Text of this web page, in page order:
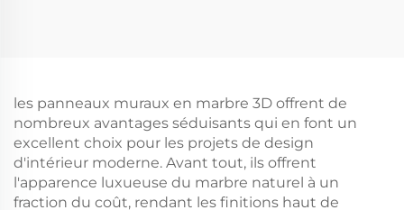
les panneaux muraux en marbre 3D offrent de
nombreux avantages séduisants qui en font un
excellent choix pour les projets de design
d'intérieur moderne. Avant tout, ils offrent
l'apparence luxueuse du marbre naturel à un
fraction du coût, rendant les finitions haut de